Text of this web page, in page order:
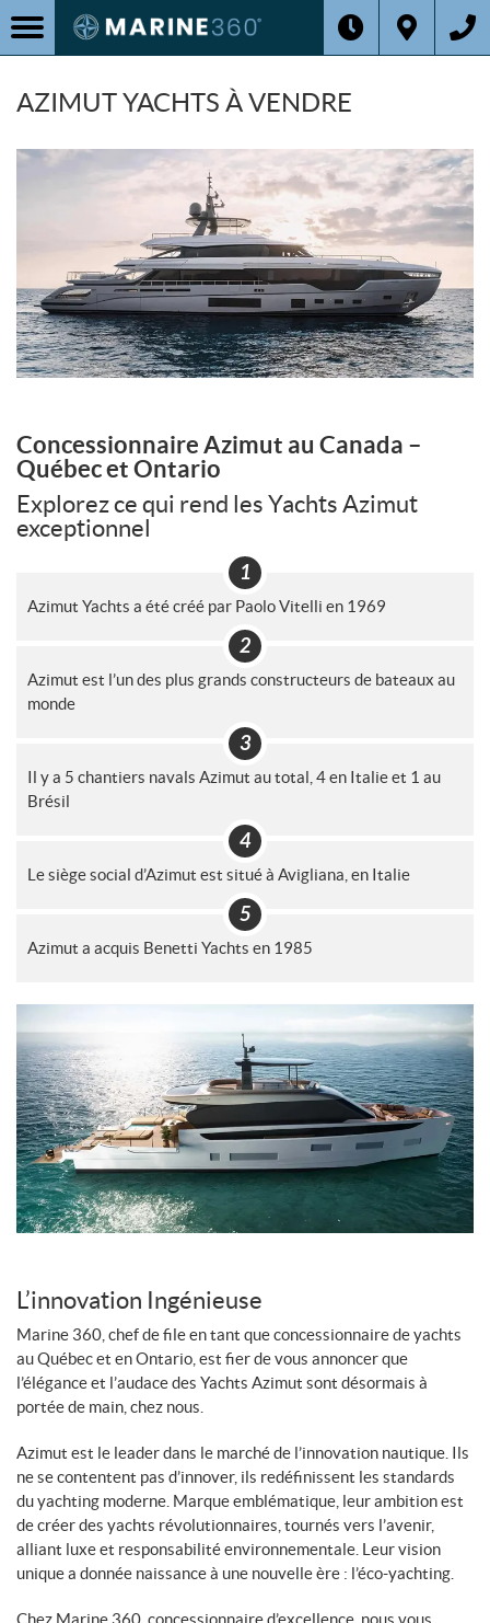
AZIMUT YACHTS À VENDRE
Concessionnaire Azimut au Canada –
Québec et Ontario
Explorez ce qui rend les Yachts Azimut
exceptionnel
Azimut Yachts a été créé par Paolo Vitelli en 1969
Azimut est l’un des plus grands constructeurs de bateaux au
monde
Il y a 5 chantiers navals Azimut au total, 4 en Italie et 1 au
Brésil
Le siège social d’Azimut est situé à Avigliana, en Italie
Azimut a acquis Benetti Yachts en 1985
L’innovation Ingénieuse
Marine 360, chef de file en tant que concessionnaire de yachts
au Québec et en Ontario, est fier de vous annoncer que
l’élégance et l’audace des Yachts Azimut sont désormais à
portée de main, chez nous.
Azimut est le leader dans le marché de l’innovation nautique. Ils
ne se contentent pas d’innover, ils redéfinissent les standards
du yachting moderne. Marque emblématique, leur ambition est
de créer des yachts révolutionnaires, tournés vers l’avenir,
alliant luxe et responsabilité environnementale. Leur vision
unique a donnée naissance à une nouvelle ère : l’éco-yachting.
Chez Marine 360, concessionnaire d’excellence, nous vous